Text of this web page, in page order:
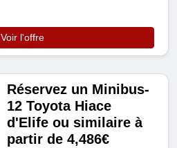
Voir l'offre
Réservez un Minibus-
12 Toyota Hiace
d'Elife ou similaire à
partir de 4,486€